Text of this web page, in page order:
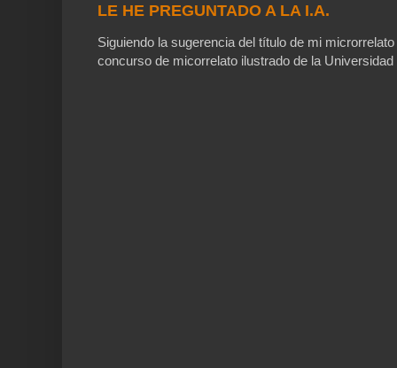
LE HE PREGUNTADO A LA I.A.
Siguiendo la sugerencia del título de mi
concurso de micorrelato ilustrado de la Universidad